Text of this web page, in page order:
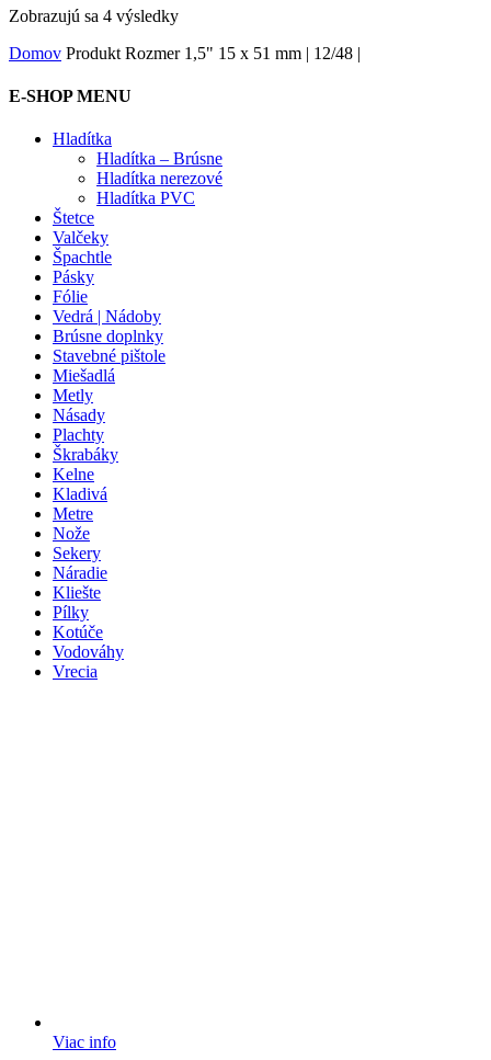
Zobrazujú sa 4 výsledky
Domov Produkt Rozmer 1,5" 15 x 51 mm | 12/48 |
E-SHOP MENU
Hladítka
Hladítka – Brúsne
Hladítka nerezové
Hladítka PVC
Štetce
Valčeky
Špachtle
Pásky
Fólie
Vedrá | Nádoby
Brúsne doplnky
Stavebné pištole
Miešadlá
Metly
Násady
Plachty
Škrabáky
Kelne
Kladivá
Metre
Nože
Sekery
Náradie
Kliešte
Pílky
Kotúče
Vodováhy
Vrecia
Viac info